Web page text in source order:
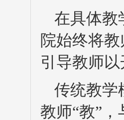
在具体教
院始终将
引导教师
传统教学
教师“教”